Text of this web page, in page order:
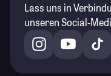
Lass uns in
unseren Social-